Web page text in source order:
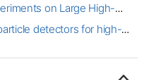
on Large High-
detectors for high-